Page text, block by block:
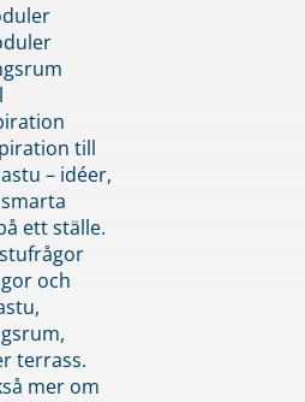
till
– idéer,
ett ställe.
och
terrass.
mer om